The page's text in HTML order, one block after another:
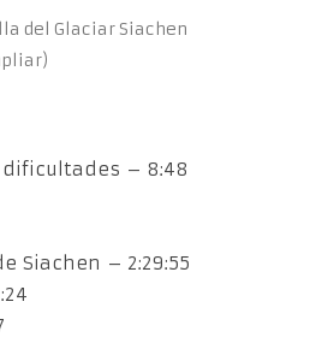
del Glaciar Siachen
– 8:48
Siachen – 2:29:55